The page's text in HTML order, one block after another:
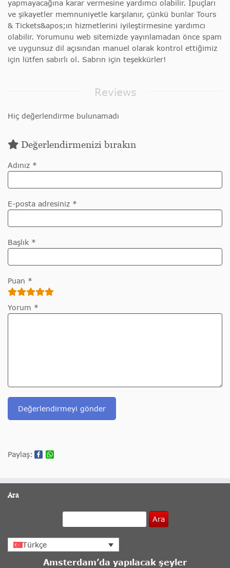
yapmayacağına karar vermesine yardımcı olabilir. İpuçları
ve şikayetler memnuniyetle karşılanır, çünkü bunlar Tours
& Tickets&apos;ın hizmetlerini iyileştirmesine yardımcı
olabilir. Yorumunu web sitemizde yayınlamadan önce spam
ve uygunsuz dil açısından manuel olarak kontrol ettiğimiz
için lütfen sabırlı ol. Sabrın için teşekkürler!
Reviews
Hiç değerlendirme bulunamadı
Değerlendirmenizi bırakın
Adınız *
E-posta adresiniz *
Başlık *
Puan *
Yorum *
Değerlendirmeyi gönder
Paylaş:
Ara
Ara
Türkçe
Amsterdam’da yapılacak şeyler